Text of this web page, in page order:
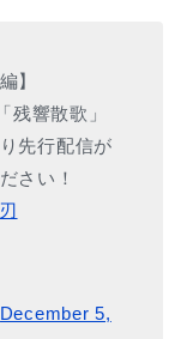
】
響散歌」
先行配信が
さい！
December 5,